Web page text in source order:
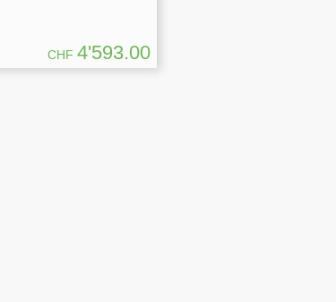
CHF 4'593.00